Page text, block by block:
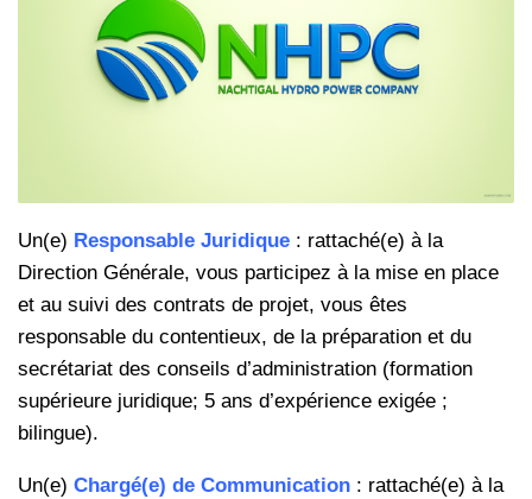
Un(e) Responsable Juridique : rattaché(e) à la
Direction Générale, vous participez à la mise en place
et au suivi des contrats de projet, vous êtes
responsable du contentieux, de la préparation et du
secrétariat des conseils d’administration (formation
supérieure juridique; 5 ans d’expérience exigée ;
bilingue).
Un(e) Chargé(e) de Communication : rattaché(e) à la